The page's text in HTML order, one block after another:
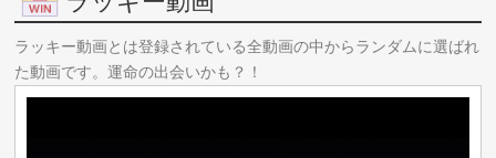
ラッキー動画とは登録されている全動画の中からランダムに選ばれ
た動画です。運命の出会いかも？！